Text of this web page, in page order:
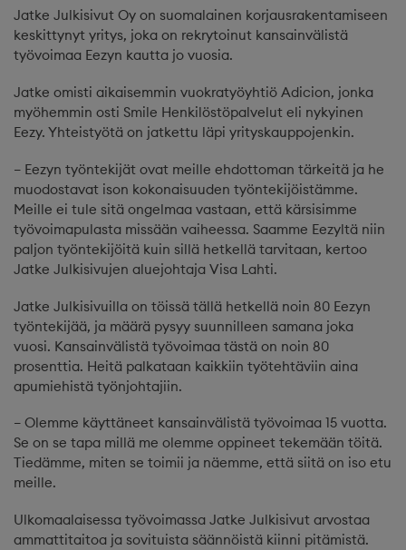
Jatke Julkisivut Oy on suomalainen korjausrakentamiseen
keskittynyt yritys, joka on rekrytoinut kansainvälistä
työvoimaa Eezyn kautta jo vuosia.
Jatke omisti aikaisemmin vuokratyöyhtiö Adicion, jonka
myöhemmin osti Smile Henkilöstöpalvelut eli nykyinen
Eezy. Yhteistyötä on jatkettu läpi yrityskauppojenkin.
– Eezyn työntekijät ovat meille ehdottoman tärkeitä ja he
muodostavat ison kokonaisuuden työntekijöistämme.
Meille ei tule sitä ongelmaa vastaan, että kärsisimme
työvoimapulasta missään vaiheessa. Saamme Eezyltä niin
paljon työntekijöitä kuin sillä hetkellä tarvitaan, kertoo
Jatke Julkisivujen aluejohtaja Visa Lahti.
Jatke Julkisivuilla on töissä tällä hetkellä noin 80 Eezyn
työntekijää, ja määrä pysyy suunnilleen samana joka
vuosi. Kansainvälistä työvoimaa tästä on noin 80
prosenttia. Heitä palkataan kaikkiin työtehtäviin aina
apumiehistä työnjohtajiin.
– Olemme käyttäneet kansainvälistä työvoimaa 15 vuotta.
Se on se tapa millä me olemme oppineet tekemään töitä.
Tiedämme, miten se toimii ja näemme, että siitä on iso etu
meille.
Ulkomaalaisessa työvoimassa Jatke Julkisivut arvostaa
ammattitaitoa ja sovituista säännöistä kiinni pitämistä.